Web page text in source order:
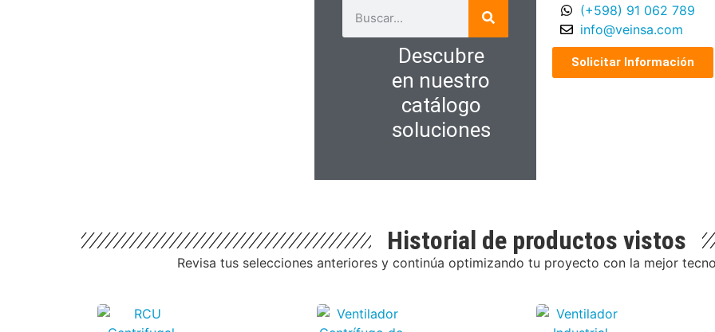
Descubre
en nuestro
catálogo
soluciones
(+598) 91 062 789
info@veinsa.com
Solicitar Información
Historial de productos vistos
Revisa tus selecciones anteriores y continúa optimizando tu proyecto con la mejor